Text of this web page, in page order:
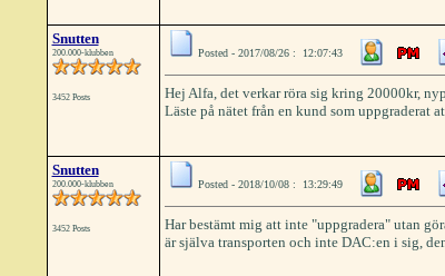
Snutten
200.000-klubben
3452 Posts
Posted - 2017/08/26 : 12:07:43
Hej Alfa, det verkar röra sig kring 20000kr,
Läste på nätet från en kund som uppgraderat
Snutten
200.000-klubben
3452 Posts
Posted - 2018/10/08 : 13:29:49
Har bestämt mig att inte "uppgradera" utan
är själva transporten och inte DAC:en i sig,